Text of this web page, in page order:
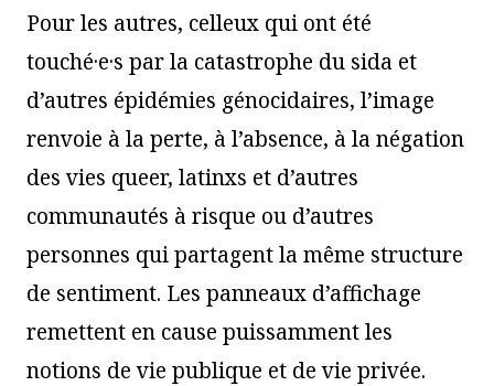
Pour les autres, celleux qui ont été
touché·e·s par la catastrophe du sida et
d’autres épidémies génocidaires, l’image
renvoie à la perte, à l’absence, à la négation
des vies queer, latinxs et d’autres
communautés à risque ou d’autres
personnes qui partagent la même structure
de sentiment. Les panneaux d’affichage
remettent en cause puissamment les
notions de vie publique et de vie privée.